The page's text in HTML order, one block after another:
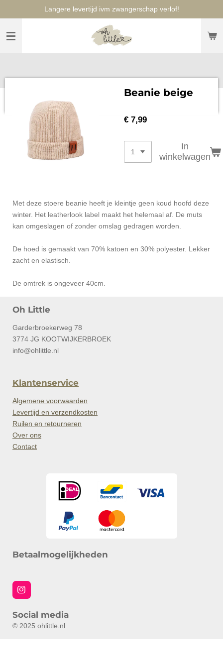
naar
hoofdinhoud
Langere levertijd ivm zwangerschap verlof!
Beanie beige
€ 7,99
In
winkelwagen
Met deze stoere beanie heeft je kleintje geen koud hoofd deze
winter. Het leatherlook label maakt het helemaal af. De muts
kan omgeslagen of zonder omslag gedragen worden.
De hoed is gemaakt van 70% katoen en 30% polyester. Lekker
zacht en elastisch.
De omtrek is ongeveer 40cm.
Oh Little
Garderbroekerweg 78
3774 JG KOOTWIJKERBROEK
info@ohlittle.nl
Klantenservice
Algemene voorwaarden
Levertijd en verzendkosten
Ruilen en retourneren
Over ons
Contact
Betaalmogelijkheden
I
n
t
a
Social media
© 2025 ohlittle.nl